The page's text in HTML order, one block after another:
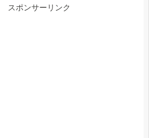
スポンサーリンク